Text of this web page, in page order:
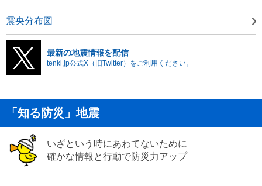
震央分布図
最新の地震情報を配信
tenki.jp公式X（旧Twitter）をご利用ください。
「知る防災」地震
いざという時にあわてないために
確かな情報と行動で防災力アップ